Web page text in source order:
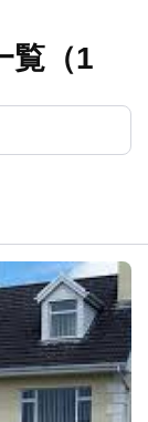
覧（1